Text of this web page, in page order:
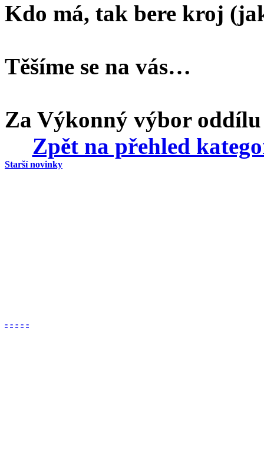
Kdo má, tak bere kroj
Těšíme se na vás…
Za Výkonný výbor
Zpět na přehled
Starší novinky
- - - - -